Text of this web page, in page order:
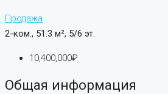
Продажа
2-ком., 51.3 м², 5/6 эт.
10,400,000₽
Общая информация